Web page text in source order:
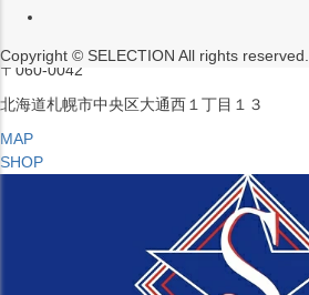
営業：平日・土日祝12:00～19:00
〒060-0042
北海道札幌市中央区大通西１丁目１３
MAP
SHOP
Copyright © SELECTION All rights reserved.